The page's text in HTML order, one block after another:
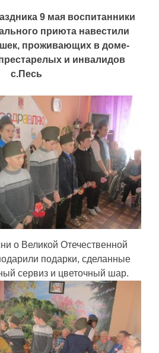
9 мая воспитанники
приюта навестили
проживающих в доме-
и инвалидов
с.Песь
о Великой Отечественной
подарки, сделанные
сервиз и цветочный шар.